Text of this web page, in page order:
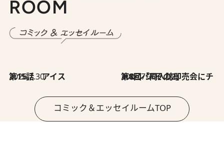
ROOM
2026.7.30
第15話 アイス 2026.7.30
第8回「同人誌即売会にチャレンジ その2」
コミック＆エッセイルームTOP